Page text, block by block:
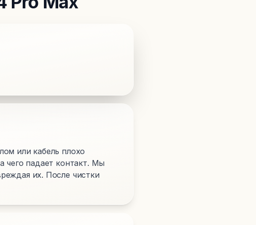
или кабель плохо
чего падает контакт. Мы
их. После чистки